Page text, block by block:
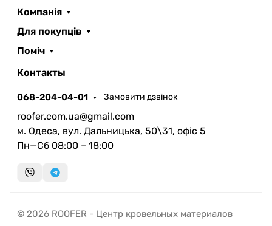
Компанія
Для покупців
Поміч
Контакты
068-204-04-01 Замовити дзвінок
roofer.com.ua@gmail.com
м. Одеса, вул. Дальницька, 50\31, офіс 5
Пн—Сб 08:00 – 18:00
© 2026 ROOFER - Центр кровельных материалов
миттєвий зворотний виклик